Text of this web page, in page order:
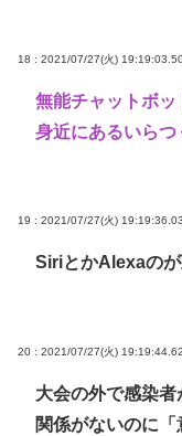
18 : 2021/07/27(火)
無能チャットボッ
身近にあるいら
19 : 2021/07/27(火)
SiriとかAlexaの
20 : 2021/07/27(火)
大会の外で感染
関係がないのに